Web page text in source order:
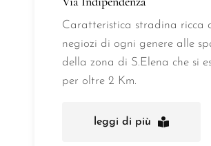
Caratteristica stradina ricca
negiozi di ogni genere alle
della zona di S.Elena che si
per oltre 2 Km.
leggi di più